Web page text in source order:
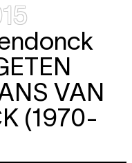
VAN
(1970-